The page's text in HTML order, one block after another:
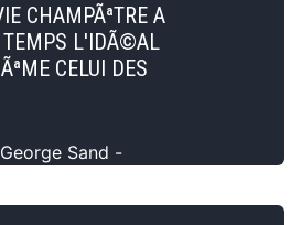
CHAMPÃªTRE A
L'IDÃ©AL
CELUI DES
Sand -